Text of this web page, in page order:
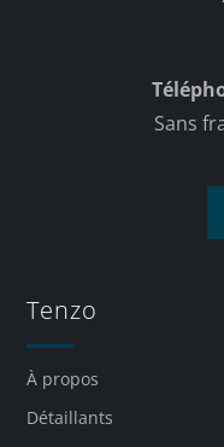
Sans
Tenzo
À propos
Détaillants